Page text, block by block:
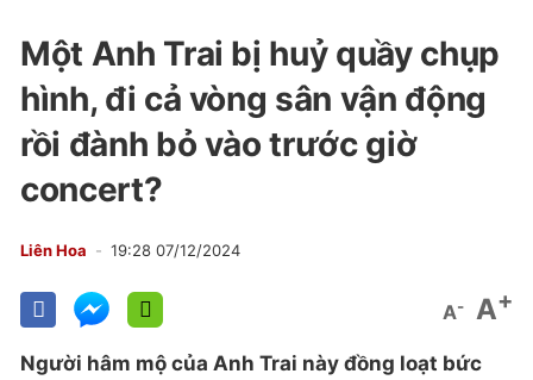
Một Anh Trai bị huỷ quầy chụp
hình, đi cả vòng sân vận động
rồi đành bỏ vào trước giờ
concert?
Liên Hoa 19:28 07/12/2024
A- A+
Người hâm mộ của Anh Trai này đồng loạt bức